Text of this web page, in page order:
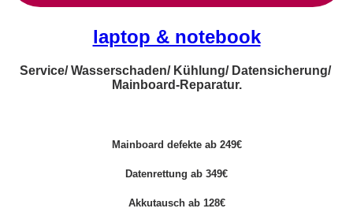
laptop & notebook
Service/ Wasserschaden/ Kühlung/ Datensicherung/
Mainboard-Reparatur.
Mainboard defekte ab 249€
Datenrettung ab 349€
Akkutausch ab 128€